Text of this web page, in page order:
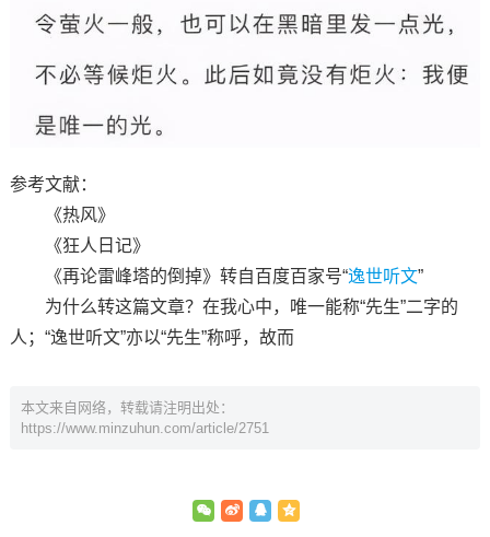
参考文献：
《热风》
《狂人日记》
《再论雷峰塔的倒掉》转自百度百家号“逸世听文”
为什么转这篇文章？在我心中，唯一能称“先生”二字的
人；“逸世听文”亦以“先生”称呼，故而
本文来自网络，转载请注明出处：
https://www.minzuhun.com/article/2751